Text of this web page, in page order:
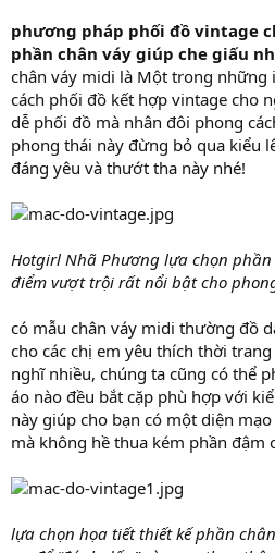
phương pháp phối đồ vintage
phần chân váy giúp che giấu
chân váy midi là Một trong những
cách phối đồ kết hợp vintage cho
dễ phối đồ mà nhân đôi phong
phong thái này đừng bỏ qua kiểu
đáng yêu và thướt tha này nhé!
Hotgirl Nhã Phương lựa chọn
điểm vượt trội rất nổi bật cho
có mẫu chân váy midi thường đồ
cho các chị em yêu thích thời
nghĩ nhiều, chúng ta cũng có thể
áo nào đều bắt cặp phù hợp với
này giúp cho bạn có một diện
mà không hề thua kém phần đậm
lựa chọn họa tiết thiết kế phần